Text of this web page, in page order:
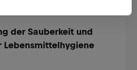
der Sauberkeit und
Lebensmittelhygiene